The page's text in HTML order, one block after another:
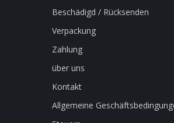
Beschädigd / Rücksenden
Verpackung
Zahlung
über uns
Kontakt
Allgemeine